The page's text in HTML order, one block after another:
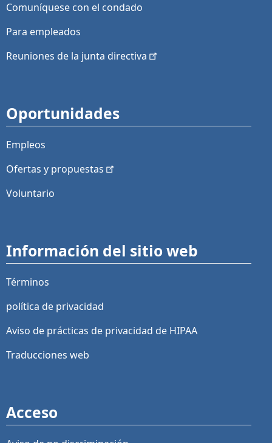
Comuníquese con el condado
Para empleados
Reuniones de la junta directiva
Oportunidades
Empleos
Ofertas y propuestas
Voluntario
Información del sitio web
Términos
política de privacidad
Aviso de prácticas de privacidad de HIPAA
Traducciones web
Acceso